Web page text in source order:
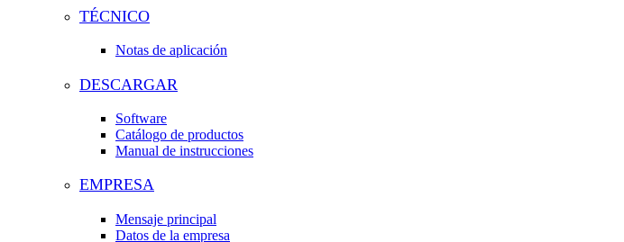
TÉCNICO
Notas de aplicación
DESCARGAR
Software
Catálogo de productos
Manual de instrucciones
EMPRESA
Mensaje principal
Datos de la empresa